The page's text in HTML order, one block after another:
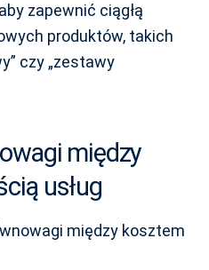
zapewnić ciągłą
produktów, takich
czy „zestawy
między
usług
między kosztem